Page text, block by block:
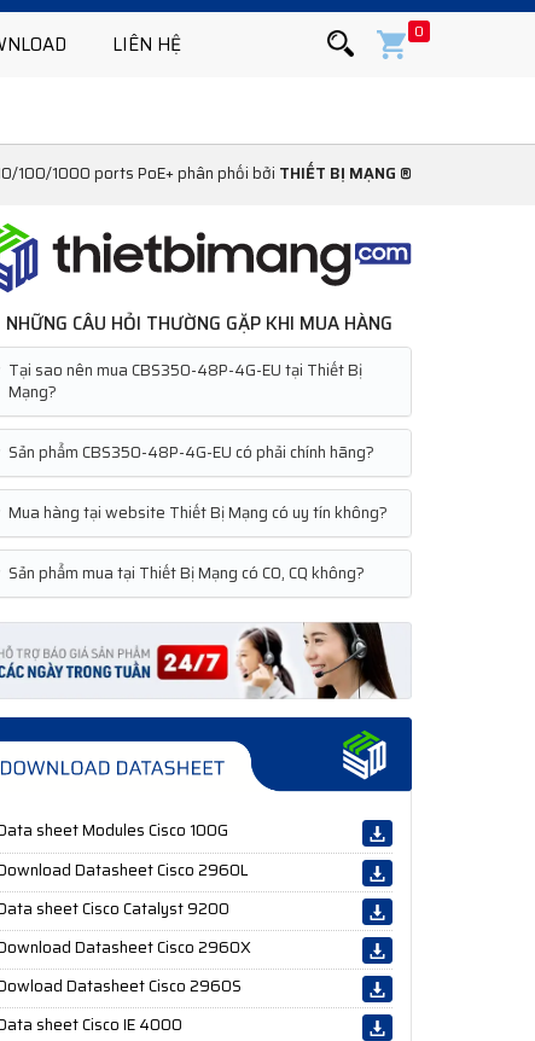
LIÊN HỆ 0
100/1000 ports PoE+ phân phối bởi THIẾT BỊ MẠNG ®
NHỮNG CÂU HỎI THƯỜNG GẶP KHI MUA HÀNG
Tại sao nên mua CBS350-48P-4G-EU tại Thiết Bị
Mạng?
Sản phẩm CBS350-48P-4G-EU có phải chính hãng?
Mua hàng tại website Thiết Bị Mạng có uy tín không?
Sản phẩm mua tại Thiết Bị Mạng có CO, CQ không?
sheet Modules Cisco 100G
Datasheet Cisco 2960L
sheet Cisco Catalyst 9200
Datasheet Cisco 2960X
Datasheet Cisco 2960S
sheet Cisco IE 4000